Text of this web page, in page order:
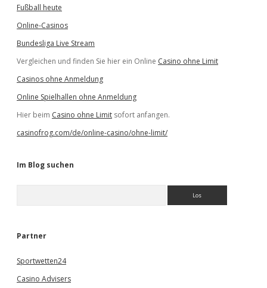
Fußball heute
Online-Casinos
Bundesliga Live Stream
Vergleichen und finden Sie hier ein Online Casino ohne Limit
Casinos ohne Anmeldung
Online Spielhallen ohne Anmeldung
Hier beim Casino ohne Limit sofort anfangen.
casinofrog.com/de/online-casino/ohne-limit/
Im Blog suchen
e
Partner
Sportwetten24
Casino Advisers